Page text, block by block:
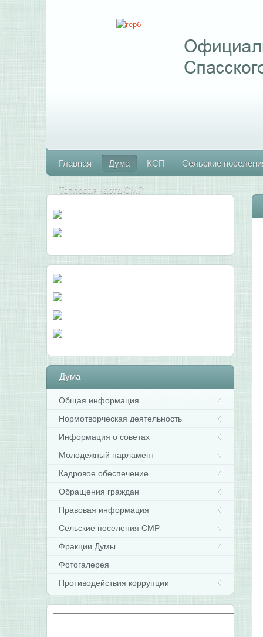
Главная Дума КСП Сельские
Тепловая карта СМР
Дума
Общая информация
Нормотворческая деятельность
Информация о советах
Молодежный парламент
Кадровое обеспечение
Обращения граждан
Правовая информация
Сельские поселения СМР
Фракции Думы
Фотогалерея
Противодействия коррупции